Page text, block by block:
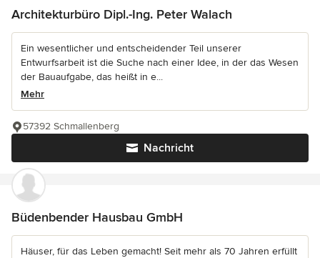
Architekturbüro Dipl.-Ing. Peter Walach
Ein wesentlicher und entscheidender Teil unserer
Entwurfsarbeit ist die Suche nach einer Idee, in der das Wesen
der Bauaufgabe, das heißt in e...
Mehr
Nachricht
57392 Schmallenberg
Büdenbender Hausbau GmbH
Häuser, für das Leben gemacht! Seit mehr als 70 Jahren erfüllt